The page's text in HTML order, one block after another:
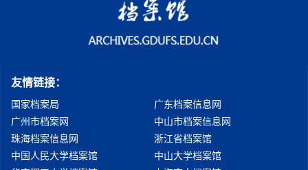
友情链接：
国家档案局
广东档案信息网
广州市档案网
中山市档案信息网
珠海档案信息网
浙江省档案馆
中国人民大学档案馆
中山大学档案馆